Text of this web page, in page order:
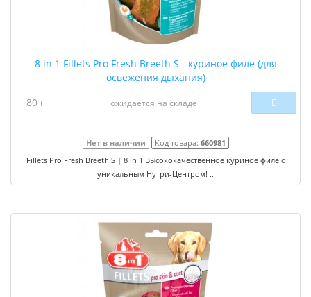
8 in 1 Fillets Pro Fresh Breeth S - куриное филе (для
освежения дыхания)
80 г
ожидается на складе
Нет в наличии Код товара: 660981
Fillets Pro Fresh Breeth S | 8 in 1 Высококачественное куриное филе с
уникальным Нутри-Центром! ..